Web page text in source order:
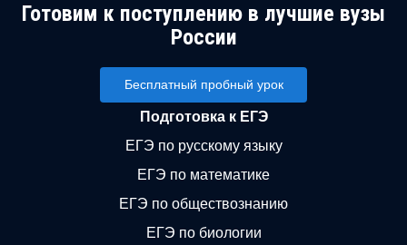
Готовим к поступлению в лучшие вузы
России
Бесплатный пробный урок
Подготовка к ЕГЭ
ЕГЭ по русскому языку
ЕГЭ по математике
ЕГЭ по обществознанию
ЕГЭ по биологии